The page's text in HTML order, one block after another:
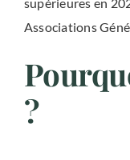
Associations
?